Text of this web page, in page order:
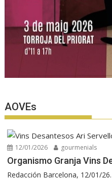
AOVEs
12/01/2026 gourmenials
Organismo Granja Vins
Redacción Barcelona, 12/01/